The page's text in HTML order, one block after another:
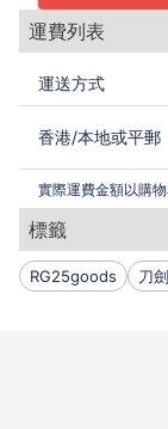
運費列表
運送方式
香港/本地或平郵
實際運費金額以購
標籤
RG25goods 刀